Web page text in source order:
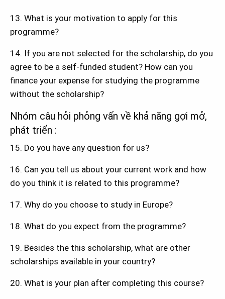
13. What is your motivation to apply for this
programme?
14. If you are not selected for the scholarship, do you
agree to be a self-funded student? How can you
finance your expense for studying the programme
without the scholarship?
Nhóm câu hỏi phỏng vấn về khả năng gợi mở,
phát triển :
15. Do you have any question for us?
16. Can you tell us about your current work and how
do you think it is related to this programme?
17. Why do you choose to study in Europe?
18. What do you expect from the programme?
19. Besides the this scholarship, what are other
scholarships available in your country?
20. What is your plan after completing this course?